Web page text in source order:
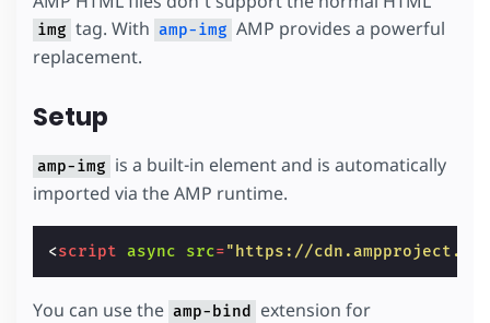
img tag. With amp-img AMP provides a powerful
replacement.
Setup
amp-img is a built-in element and is automatically
imported via the AMP runtime.
<script async src="https://
You can use the amp-bind
extension for